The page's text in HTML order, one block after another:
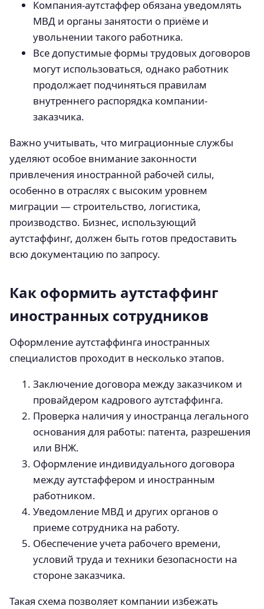
Компания-аутстаффер обязана уведомлять
МВД и органы занятости о приёме и
увольнении такого работника.
Все допустимые формы трудовых договоров
могут использоваться, однако работник
продолжает подчиняться правилам
внутреннего распорядка компании-
заказчика.
Важно учитывать, что миграционные службы
уделяют особое внимание законности
привлечения иностранной рабочей силы,
особенно в отраслях с высоким уровнем
миграции — строительство, логистика,
производство. Бизнес, использующий
аутстаффинг, должен быть готов предоставить
всю документацию по запросу.
Как оформить аутстаффинг
иностранных сотрудников
Оформление аутстаффинга иностранных
специалистов проходит в несколько этапов.
Заключение договора между заказчиком и
провайдером кадрового аутстаффинга.
Проверка наличия у иностранца легального
основания для работы: патента, разрешения
или ВНЖ.
Оформление индивидуального договора
между аутстаффером и иностранным
работником.
Уведомление МВД и других органов о
приеме сотрудника на работу.
Обеспечение учета рабочего времени,
условий труда и техники безопасности на
стороне заказчика.
Такая схема позволяет компании избежать